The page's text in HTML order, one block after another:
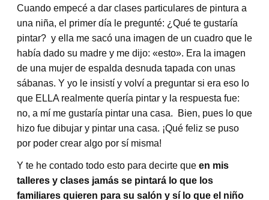
Cuando empecé a dar clases particulares de pintura a
una niña, el primer día le pregunté: ¿Qué te gustaría
pintar? y ella me sacó una imagen de un cuadro que le
había dado su madre y me dijo: «esto». Era la imagen
de una mujer de espalda desnuda tapada con unas
sábanas. Y yo le insistí y volví a preguntar si era eso lo
que ELLA realmente quería pintar y la respuesta fue:
no, a mí me gustaría pintar una casa. Bien, pues lo que
hizo fue dibujar y pintar una casa. ¡Qué feliz se puso
por poder crear algo por sí misma!
Y te he contado todo esto para decirte que en mis
talleres y clases jamás se pintará lo que los
familiares quieren para su salón y sí lo que el niño